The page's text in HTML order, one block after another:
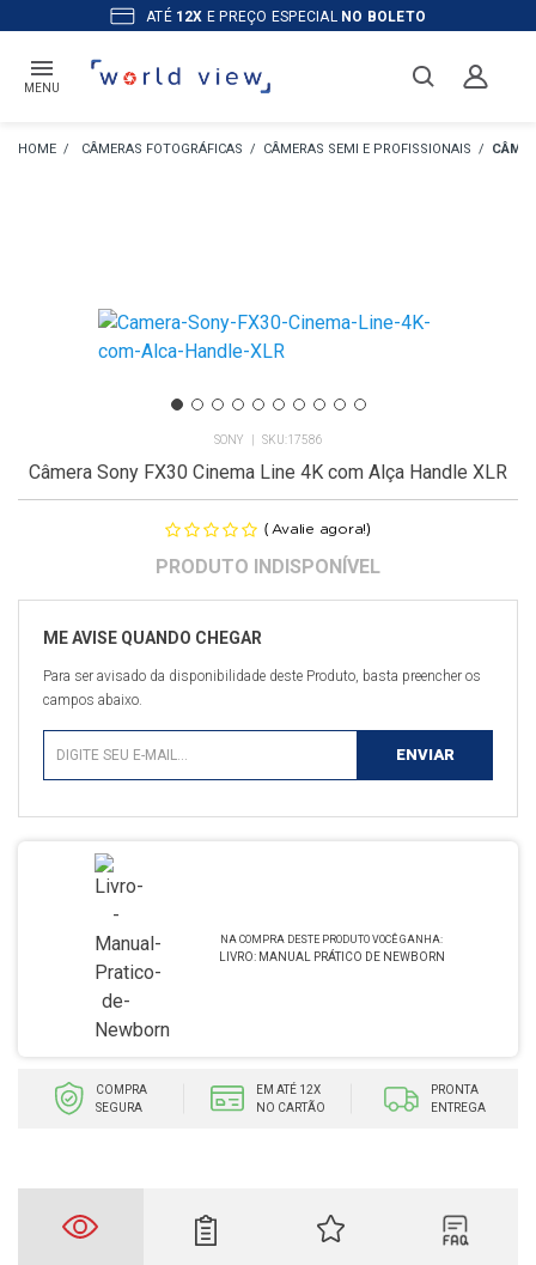
ATÉ 12X E PREÇO ESPECIAL NO BOLETO
MENU
CÂMERAS FOTOGRÁFICAS CÂMERAS SEMI E PROFISSIONAIS
SONY 17586
Câmera Sony FX30 Cinema Line 4K com Alça Handle XLR
(Avalie agora!)
Para ser avisado da disponibilidade deste Produto, basta preencher os
campos abaixo.
LIVRO: MANUAL PRÁTICO DE NEWBORN
COMPRA
SEGURA
EM ATÉ 12X
NO CARTÃO
PRONTA
ENTREGA